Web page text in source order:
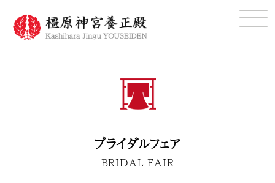
ブライダルフェア
BRIDAL FAIR